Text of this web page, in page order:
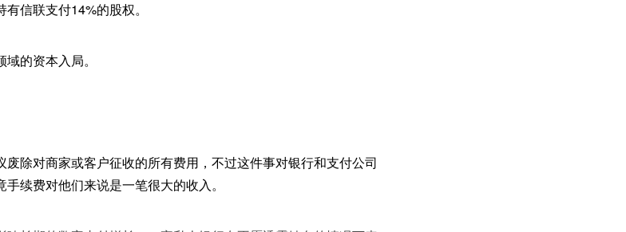
信联支付14%的股权。
的资本入局。
除对商家或客户征收的所有费用，不过这件事对银行和支付公司
续费对他们来说是一笔很大的收入。